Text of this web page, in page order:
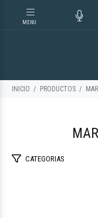
INICIO PRODUCTOS
CATEGORIAS